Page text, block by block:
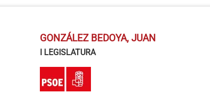
GONZÁLEZ BEDOYA, JUAN
I LEGISLATURA